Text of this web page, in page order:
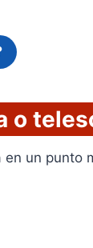
o
un punto